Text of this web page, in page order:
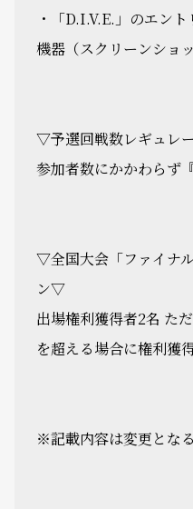
・「D.I.V.E.」のエン
機器（スクリーンショ
▽予選回戦数レギュレ
参加者数にかかわらず
▽全国大会「ファイナ
ン▽
出場権利獲得者2名 た
を超える場合に権利獲
※記載内容は変更とな